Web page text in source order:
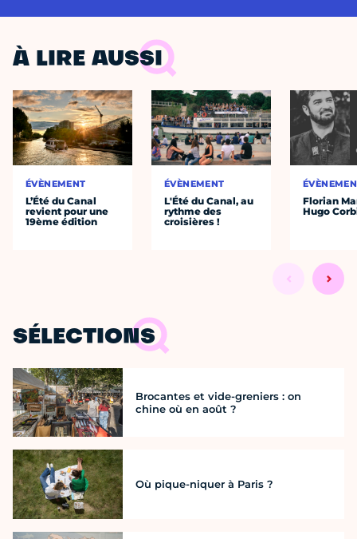
À LIRE AUSSI
ÉVÈNEMENT
L’Été du Canal
revient pour une
19ème édition
ÉVÈNEMENT
L'Été du Canal, au
rythme des
croisières !
Florian
Hugo
SÉLECTIONS
Brocantes et vide-greniers : on
chine où en août ?
Où pique-niquer à Paris ?